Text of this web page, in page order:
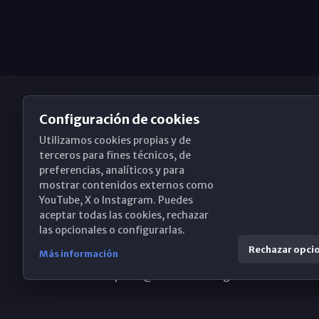
Obispado de Málaga
Santa María, 18-20. 29015 Málaga
(+34) 952 224 386
Configuración de cookies
Utilizamos cookies propias y de
terceros para fines técnicos, de
preferencias, analíticos y para
mostrar contenidos externos como
YouTube, X o Instagram. Puedes
aceptar todas las cookies, rechazar
las opcionales o configurarlas.
Más información Rechazar